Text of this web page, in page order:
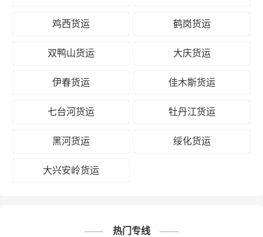
鸡西货运 鹤岗货运
双鸭山货运 大庆货运
伊春货运 佳木斯货运
七台河货运 牡丹江货运
黑河货运 绥化货运
大兴安岭货运
热门专线